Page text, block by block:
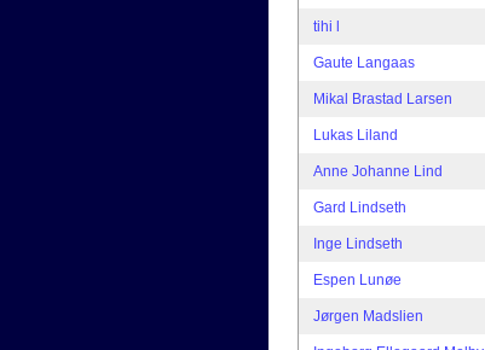
tihi l
Gaute Langaas
Mikal Brastad Larsen
Lukas Liland
Anne Johanne Lind
Gard Lindseth
Inge Lindseth
Espen Lunøe
Jørgen Madslien